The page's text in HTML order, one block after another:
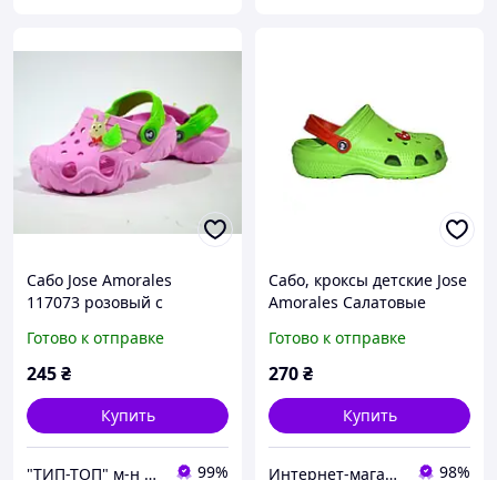
Сабо Jose Amorales
117073 розовый с
Готово к отправке
245₴
Купить
"ТИП-ТОП" м-н детской и подростковой обуви 99%
Сабо, кроксы детские Jose
Amorales Салатовые
Готово к отправке
270₴
Купить
Интернет-магазин "Streetmoda" 98%